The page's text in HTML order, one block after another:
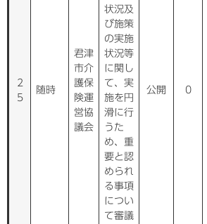
2
5
随時
君津
市介
護保
険運
営協
議会
状況及
び施策
の実施
状況等
に関し
て、実
施を円
滑に行
うた
め、重
要と認
められ
る事項
につい
て審議
公開 0